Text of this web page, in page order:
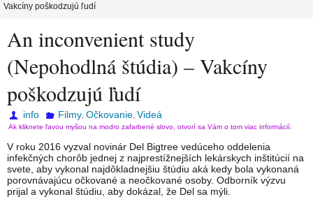
Vakcíny poškodzujú ľudí
An inconvenient study
(Nepohodlná štúdia) – Vakcíny
poškodzujú ľudí
info Filmy, Očkovanie, Videá
Ak kliknete ľavou myšou na modro zafarbené slovo, otvorí sa Vám o tom viac informácií.
V roku 2016 vyzval novinár Del Bigtree vedúceho oddelenia
infekčných chorôb jednej z najprestížnejších lekárskych inštitúcií na
svete, aby vykonal najdôkladnejšiu štúdiu aká kedy bola vykonaná
porovnávajúcu očkované a neočkované osoby. Odborník výzvu
prijal a vykonal štúdiu, aby dokázal, že Del sa mýli.